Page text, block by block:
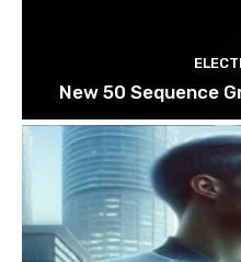
New 50 Sequence